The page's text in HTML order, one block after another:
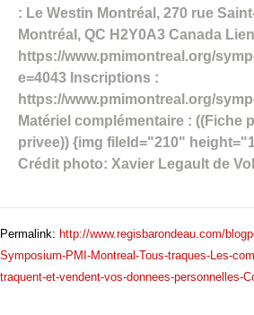
: Le Westin Montréal, 270 rue
Montréal, QC H2Y0A3 Canada
https://www.pmimontreal.org/
e=4043 Inscriptions :
https://www.pmimontreal.org/
Matériel complémentaire : ((Fiche
privee)) {img fileId="210"
Crédit photo: Xavier Legault de
Permalink: http://www.regisbarondeau.com/
Symposium-PMI-Montreal-Tous-traques-Les-
traquent-et-vendent-vos-donnees-personnelles-